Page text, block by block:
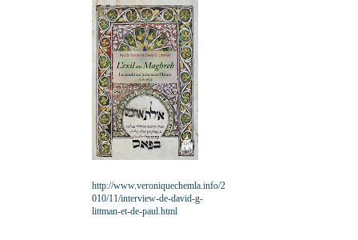
http://www.veroniquechemla.info/2
010/11/interview-de-david-g-
littman-et-de-paul.html